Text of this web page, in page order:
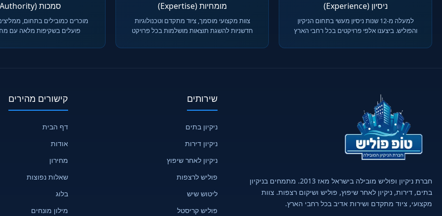
ניסיון (Experience)
למעלה מ-12 שנות ניסיון מעשי בתחום הניקיון
והפוליש. ביצענו אלפי פרויקטים בכל רחבי הארץ
מומחיות (Expertise)
צוות מקצועי מוסמך, ציוד מתקדם וטכנולוגיות
חדשניות להשגת תוצאות מושלמות בכל פרויקט
סמכות (Authority)
מוכרים כמובילים בתחום,
פועלים בשקיפות מלאה עם
חברת ניקיון ופוליש מובילה בישראל מאז 2013. מתמחים בניקיון
בתים, דירות, ניקיון לאחר שיפוץ, פוליש ושיקום רצפות. צוות
מקצועי, ציוד מתקדם ושירות אדיב בכל רחבי הארץ.
שירותים
ניקיון בתים
ניקיון דירות
ניקיון לאחר שיפוץ
פוליש לרצפות
ליטוש שיש
פוליש קריסטל
קישורים מהירים
דף הבית
אודות
מחירון
שאלות נפוצות
בלוג
מילון מונחים